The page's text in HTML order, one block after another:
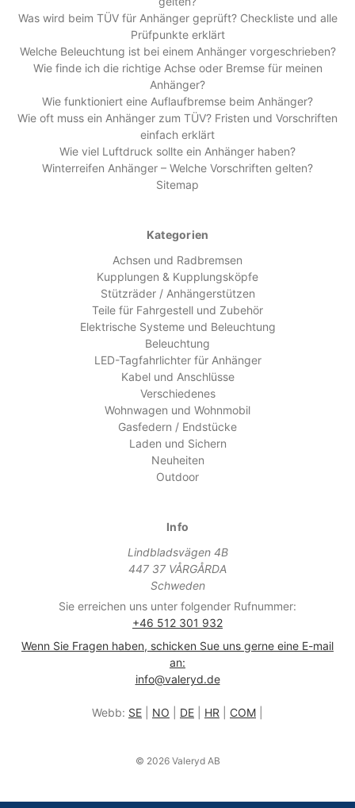
Was wird beim TÜV für Anhänger geprüft? Checkliste und alle
Prüfpunkte erklärt
Welche Beleuchtung ist bei einem Anhänger vorgeschrieben?
Wie finde ich die richtige Achse oder Bremse für meinen
Anhänger?
Wie funktioniert eine Auflaufbremse beim Anhänger?
Wie oft muss ein Anhänger zum TÜV? Fristen und Vorschriften
einfach erklärt
Wie viel Luftdruck sollte ein Anhänger haben?
Winterreifen Anhänger – Welche Vorschriften gelten?
Sitemap
Kategorien
Achsen und Radbremsen
Kupplungen & Kupplungsköpfe
Stützräder / Anhängerstützen
Teile für Fahrgestell und Zubehör
Elektrische Systeme und Beleuchtung
Beleuchtung
LED-Tagfahrlichter für Anhänger
Kabel und Anschlüsse
Verschiedenes
Wohnwagen und Wohnmobil
Gasfedern / Endstücke
Laden und Sichern
Neuheiten
Outdoor
Info
Lindbladsvägen 4B
447 37 VÅRGÅRDA
Schweden
Sie erreichen uns unter folgender Rufnummer:
+46 512 301 932
Wenn Sie Fragen haben, schicken Sue uns gerne eine E-mail
an:
info@valeryd.de
Webb: SE NO DE HR COM
© 2026 Valeryd AB